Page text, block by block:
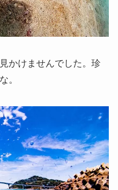
かけませんでした。珍
。